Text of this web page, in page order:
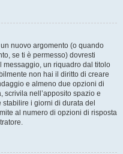
nuovo argomento (o quando
se ti è permesso) dovresti
messaggio, un riquadro dal titolo
non hai il diritto di creare
e almeno due opzioni di
scrivila nell’apposito spazio e
stabilire i giorni di durata del
al numero di opzioni di risposta